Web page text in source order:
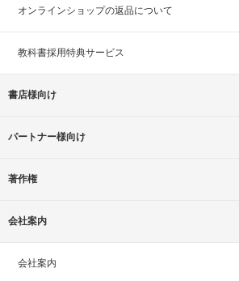
オンラインショップの返品について
教科書採用特典サービス
書店様向け
パートナー様向け
著作権
会社案内
会社案内